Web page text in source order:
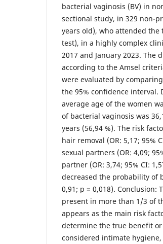
bacterial vaginosis (BV) in
sectional study, in 329 non-
years old), who attended the
test), in a highly complex
2017 and January 2023. The
according to the Amsel
were evaluated by
the 95% confidence interval.
average age of the women
of bacterial vaginosis was
years (56,94 %). The risk
hair removal (OR: 5,17; 95%
sexual partners (OR: 4,09;
partner (OR: 3,74; 95% CI:
decreased the probability of
0,91; p = 0,018). Conclusion:
present in more than 1/3 of
appears as the main risk
determine the true benefit
considered intimate